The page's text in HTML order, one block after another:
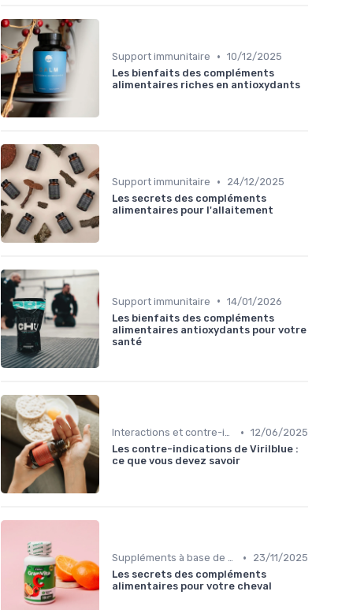
Support immunitaire • 10/12/2025
Les bienfaits des compléments
alimentaires riches en antioxydants
Support immunitaire •
24/12/2025
Les secrets des compléments
alimentaires pour l'allaitement
Support immunitaire • 14/01/2026
Les bienfaits des compléments
alimentaires antioxydants pour votre
santé
Interactions et contre-indications • 12/06/2025
Les contre-indications de Virilblue :
ce que vous devez savoir
Suppléments à base de plantes •
23/11/2025
Les secrets des compléments
alimentaires pour votre cheval